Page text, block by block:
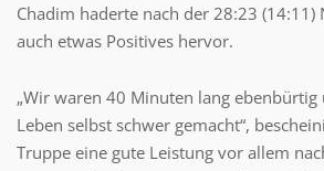
Chadim haderte nach der 28:23 (14:11)
auch etwas Positives hervor.
„Wir waren 40 Minuten lang ebenbürtig
Leben selbst schwer gemacht“,
Truppe eine gute Leistung vor allem